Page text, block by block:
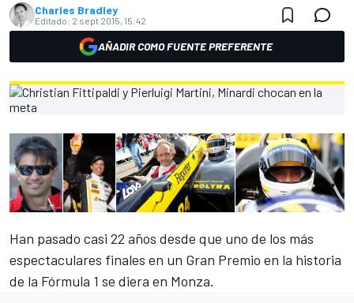
Charles Bradley
Editado: 2 sept 2015, 15:42
AÑADIR COMO FUENTE PREFERENTE
Han pasado casi 22 años desde que uno de los más
espectaculares finales en un Gran Premio en la historia
de la Fórmula 1 se diera en Monza.